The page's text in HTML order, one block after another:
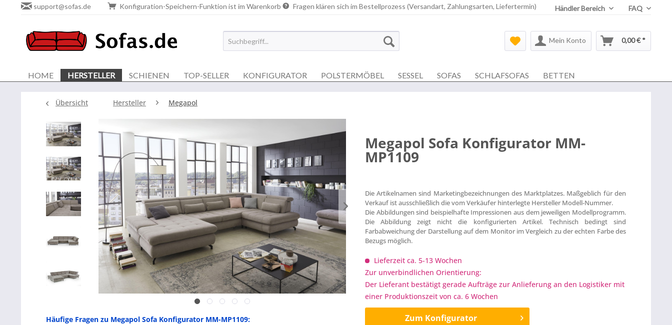
support@sofas.de Konfiguration-Speichern-Funktion ist im Warenkorb Fragen klären sich im Bestellprozess (Versandart, Zahlungsarten, Liefertermin) Händler Bereich FAQ
Mein Konto 0,00 € *
HOME HERSTELLER SCHIENEN TOP-SELLER KONFIGURATOR POLSTERMÖBEL SESSEL SOFAS SCHLAFSOFAS BETTEN
Übersicht Hersteller Megapol
Häufige Fragen zu Megapol Sofa Konfigurator MM-MP1109:
Megapol Sofa Konfigurator MM-
MP1109
Die Artikelnamen sind Marketingbezeichnungen des Marktplatzes. Maßgeblich für den
Verkauf ist ausschließlich die vom Verkäufer hinterlegte Hersteller Modell-Nummer.
Die Abbildungen sind beispielhafte Impressionen aus dem jeweiligen Modellprogramm.
Die Abbildung zeigt nicht die konfigurierten Artikel. Technisch bedingt sind
Farbabweichung der Darstellung auf dem Monitor im Vergleich zu der echten Farbe des
Bezugs möglich.
Lieferzeit ca. 5-13 Wochen
Zur unverbindlichen Orientierung:
Der Lieferant bestätigt gerade Aufträge zur Anlieferung an den Logistiker mit
einer Produktionszeit von ca. 6 Wochen
Zum Konfigurator